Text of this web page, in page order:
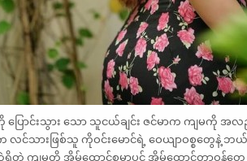
ြောင်းသွား သော သူငယ်ချင်း ဇင်မာက ကျမကို အလ
ားဖြစ်သူ ကိုဝင်းမောင်ရဲ့ ဝေယျာဝစ္စတွေနဲ့ ဘယ်
ကျမတို့ အိမ်ထောင်စုမှာပင် အိမ်ထောင်တာဝန်တွေ ထိ